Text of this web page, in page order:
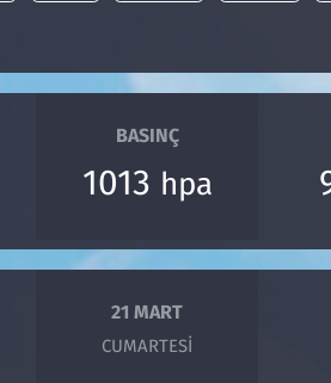
BASINÇ
1013 hpa
21 MART
CUMARTESI